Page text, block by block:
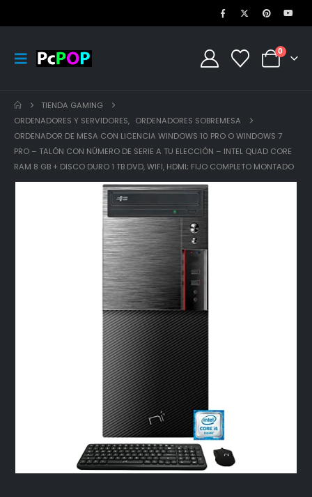
0
TIENDA GAMING
ORDENADORES Y SERVIDORES, ORDENADORES SOBREMESA
ORDENADOR DE MESA CON LICENCIA WINDOWS 10 PRO O WINDOWS 7
PRO – TALÓN CON NÚMERO DE SERIE A TU ELECCIÓN – INTEL QUAD CORE
RAM 8 GB + DISCO DURO 1 TB DVD, WIFI, HDMI; FIJO COMPLETO MONTADO